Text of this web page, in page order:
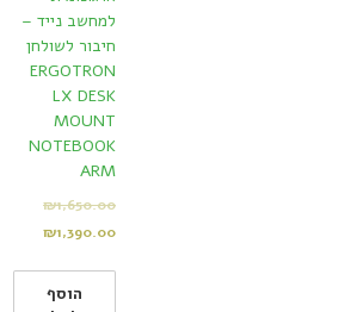
למחשב נייד –
חיבור לשולחן
ERGOTRON
LX DESK
MOUNT
NOTEBOOK
ARM
₪1,650.00
₪1,390.00
הוסף